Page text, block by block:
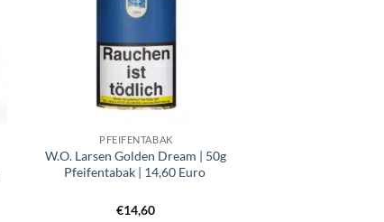
PFEIFENTABAK
W.O. Larsen Golden Dream | 50g
Pfeifentabak | 14,60 Euro
€14,60